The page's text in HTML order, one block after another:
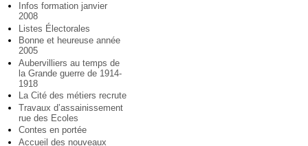
Infos formation janvier
2008
Listes Électorales
Bonne et heureuse année
2005
Aubervilliers au temps de
la Grande guerre de 1914-
1918
La Cité des métiers recrute
Travaux d’assainissement
rue des Ecoles
Contes en portée
Accueil des nouveaux